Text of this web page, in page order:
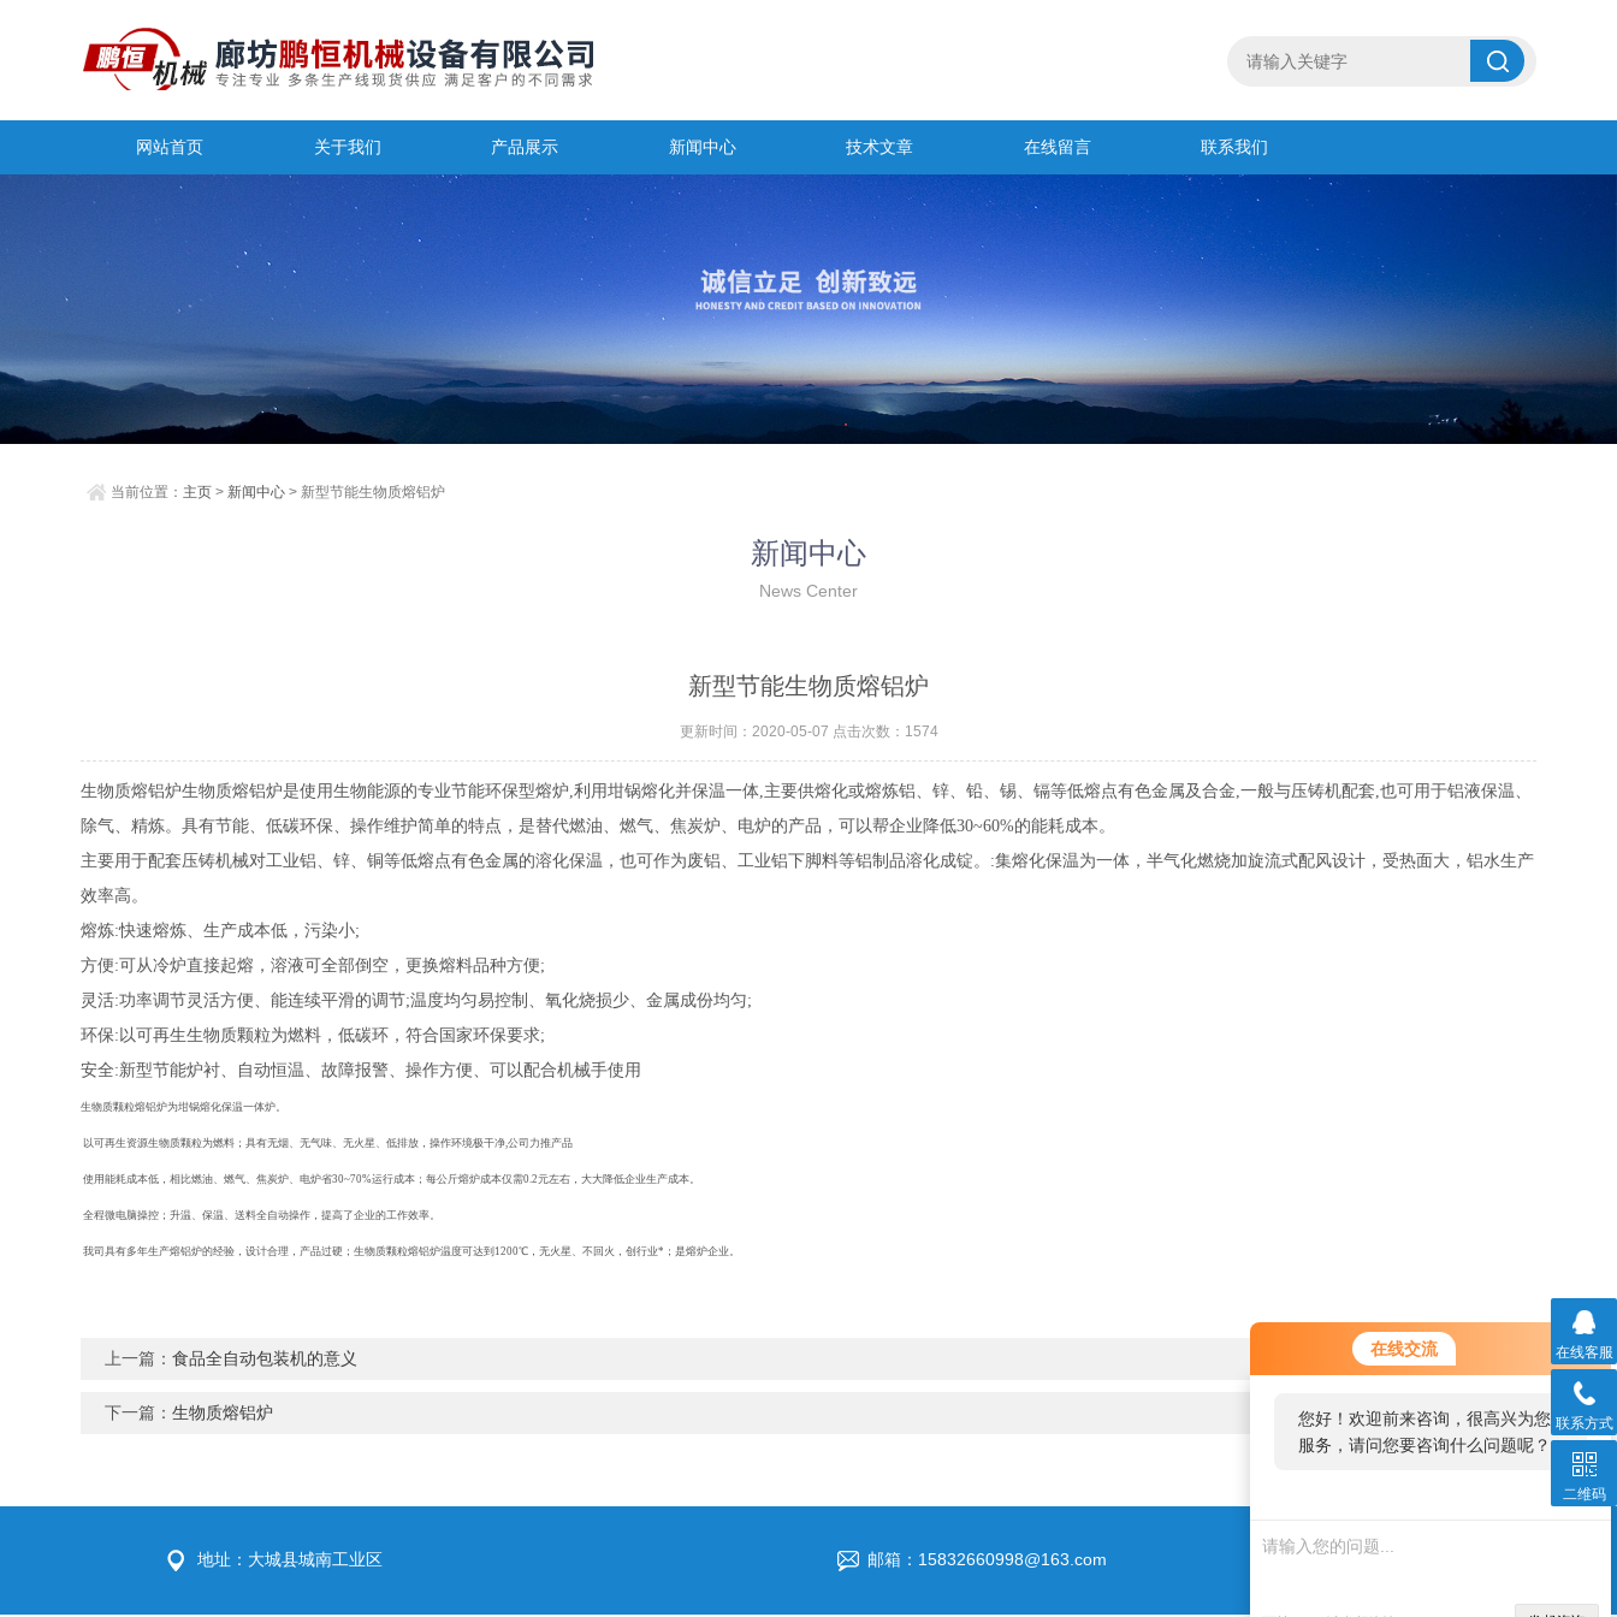
在线交流
您好！欢迎前来咨询，很高兴为您
服务，请问您要咨询什么问题呢？
网站首页 关于我们 产品展示 新闻中心 技术文章 在线留言 联系我们
当前位置： 主页 > 新闻中心 > 新型节能生物质熔铝炉
新闻中心
News Center
新型节能生物质熔铝炉
更新时间：2020-05-07 点击次数：1574
生物质熔铝炉生物质熔铝炉是使用生物能源的专业节能环保型熔炉,利用坩锅熔化并保温一体,主要供熔化或熔炼铝、锌、铅、锡、镉等低熔点有色金属及合金,一般与压铸机配套,也可用于铝液保温、
除气、精炼。具有节能、低碳环保、操作维护简单的特点，是替代燃油、燃气、焦炭炉、电炉的产品，可以帮企业降低30~60%的能耗成本。
主要用于配套压铸机械对工业铝、锌、铜等低熔点有色金属的溶化保温，也可作为废铝、工业铝下脚料等铝制品溶化成锭。 :集熔化保温为一体，半气化燃烧加旋流式配风设计，受热面大，铝水生产
效率高。
熔炼:快速熔炼、生产成本低，污染小;
方便:可从冷炉直接起熔，溶液可全部倒空，更换熔料品种方便;
灵活:功率调节灵活方便、能连续平滑的调节;温度均匀易控制、氧化烧损少、金属成份均匀;
环保:以可再生生物质颗粒为燃料，低碳环，符合国家环保要求;
安全:新型节能炉衬、自动恒温、故障报警、操作方便、可以配合机械手使用
生物质颗粒熔铝炉为坩锅熔化保温一体炉。
以可再生资源生物质颗粒为燃料；具有无烟、无气味、无火星、低排放，操作环境极干净,公司力推产品
使用能耗成本低，相比燃油、燃气、焦炭炉、电炉省30~70%运行成本；每公斤熔炉成本仅需0.2元左右，大大降低企业生产成本。
全程微电脑操控；升温、保温、送料全自动操作，提高了企业的工作效率。
我司具有多年生产熔铝炉的经验，设计合理，产品过硬；生物质颗粒熔铝炉温度可达到1200℃，无火星、不回火，创行业*；是熔炉企业。
上一篇：食品全自动包装机的意义
下一篇：生物质熔铝炉
地址：大城县城南工业区 邮箱：15832660998@163.com
在线客服
联系方式
二维码